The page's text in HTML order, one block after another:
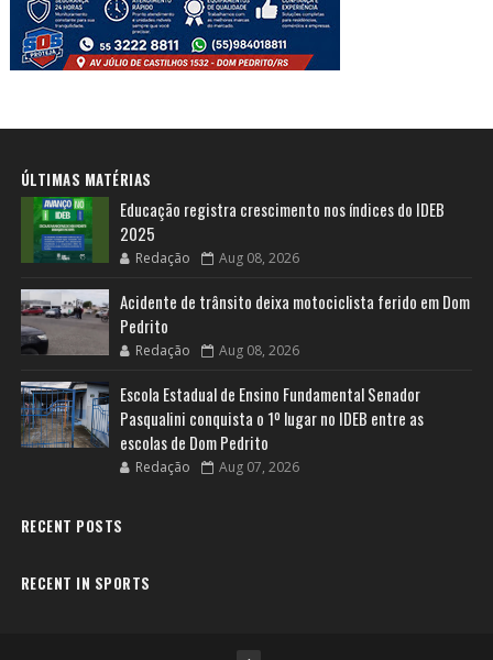
ÚLTIMAS MATÉRIAS
Educação registra crescimento nos índices do IDEB
2025
Redação Aug 08, 2026
Acidente de trânsito deixa motociclista ferido em Dom
Pedrito
Redação Aug 08, 2026
Escola Estadual de Ensino Fundamental Senador
Pasqualini conquista o 1º lugar no IDEB entre as
escolas de Dom Pedrito
Redação Aug 07, 2026
RECENT POSTS
RECENT IN SPORTS